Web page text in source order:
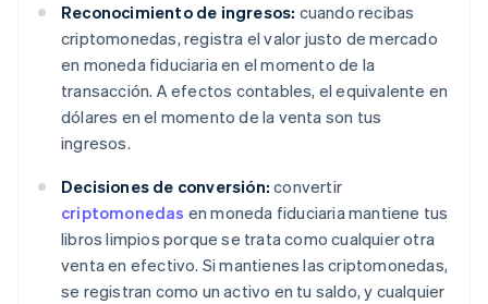
Reconocimiento de ingresos: cuando recibas
criptomonedas, registra el valor justo de mercado
en moneda fiduciaria en el momento de la
transacción. A efectos contables, el equivalente en
dólares en el momento de la venta son tus
ingresos.
Decisiones de conversión: convertir
criptomonedas en moneda fiduciaria mantiene tus
libros limpios porque se trata como cualquier otra
venta en efectivo. Si mantienes las criptomonedas,
se registran como un activo en tu saldo, y cualquier